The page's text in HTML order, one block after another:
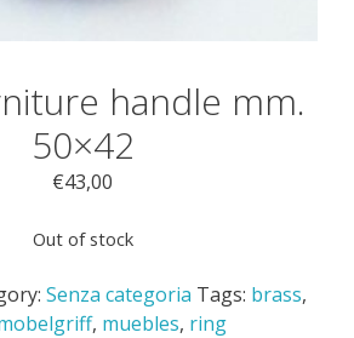
handle mm.
50×42
€43,00
Out of stock
Senza categoria Tags: brass,
, muebles, ring